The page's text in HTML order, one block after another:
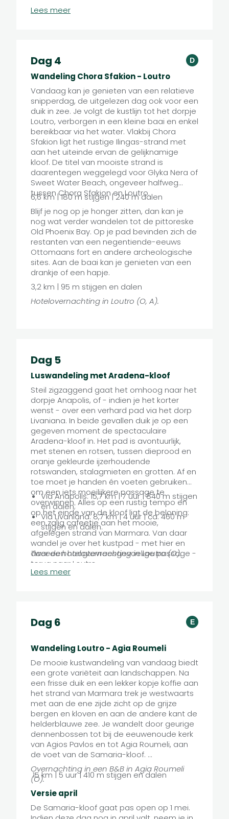
vlakbij de pittoreske haven en het strand.
Lees meer
Dag 4 D
Wandeling Chora Sfakion - Loutro
Vandaag kan je genieten van een relatieve
snipperdag, de uitgelezen dag ook voor een
duik in zee. Je volgt de kustlijn tot het dorpje
Loutro, verborgen in een kleine baai en enkel
bereikbaar via het water. Vlakbij Chora
Sfakion ligt het rustige Ilingas-strand met
aan het uiteinde ervan de gelijknamige
kloof. De titel van mooiste strand is
daarentegen weggelegd voor Glyka Nera of
Sweet Water Beach, ongeveer halfweg
tussen Chora Sfakion en Loutro.
6,6 km | 180 m stijgen | 240 m dalen
Blijf je nog op je honger zitten, dan kan je
nog wat verder wandelen tot de pittoreske
Old Phoenix Bay. Op je pad bevinden zich de
restanten van een negentiende-eeuws
Ottomaans fort en andere archeologische
sites. Aan de baai kan je genieten van een
drankje of een hapje.
3,2 km | 95 m stijgen en dalen
Hotelovernachting in Loutro (O, A).
Dag 5
Luswandeling met Aradena-kloof
Steil zigzaggend gaat het omhoog naar het
dorpje Anapolis, of - indien je het korter
wenst - over een verhard pad via het dorp
Livaniana. In beide gevallen duik je op een
gegeven moment de spectaculaire
Aradena-kloof in. Het pad is avontuurlijk,
met stenen en rotsen, tussen dieprood en
oranje gekleurde ijzerhoudende
rotswanden, stalagmieten en grotten. Af en
toe moet je handen én voeten gebruiken
om een iets moeilijkere passage te
overwinnen. Alles op een rustig tempo en
op het einde van de kloof ligt de beloning:
een zalig cafeetje aan het mooie,
afgelegen strand van Marmara. Van daar
wandel je over het kustpad - met hier en
daar een hoogtevreesgevoelige passage -
terug naar Loutro.
Via Anapolis: 15,7 km | 7 uur | 840 m stijgen
en dalen;
Via Livaniana: 8,7 km | 4 uur | ca. 460 m
stijgen en dalen.
Tweede hotelovernachting in Loutro (O).
Lees meer
Dag 6 E
Wandeling Loutro - Agia Roumeli
De mooie kustwandeling van vandaag biedt
een grote variëteit aan landschappen. Na
een frisse duik en een lekker kopje koffie aan
het strand van Marmara trek je westwaarts
met aan de ene zijde zicht op de grijze
bergen en kloven en aan de andere kant de
helderblauwe zee. Je wandelt door geurige
dennenbossen tot bij de eeuwenoude kerk
van Agios Pavlos en tot Agia Roumeli, aan
de voet van de Samaria-kloof.
15 km | 5 uur | 410 m stijgen en dalen
Overnachting in een B&B in Agia Roumeli
(O).
Versie april
De Samaria-kloof gaat pas open op 1 mei.